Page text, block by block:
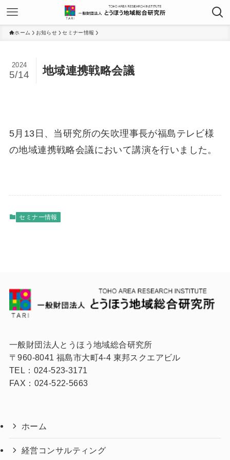
ホーム お知らせ セミナー情報
地域連携戦略会議
2024
5/14
5月13日、当研究所の矢吹理事長が福島テレビ様
の地域連携戦略会議において講演を行いました。
セミナー情報
一般財団法人とうほう地域総合研究所
〒960-8041 福島市大町4-4 東邦スクエアビル
TEL：024-523-3171
FAX：024-522-5663
ホーム
経営コンサルティング